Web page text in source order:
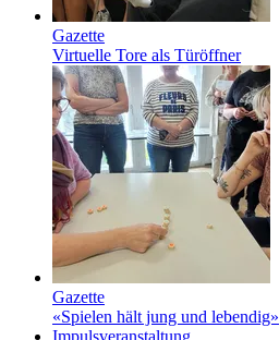
Gazette
Virtuelle Tore als Türöffner
Gazette
«Spielen hält jung und lebendig»